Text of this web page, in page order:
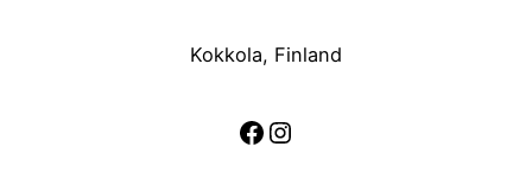
Kokkola, Finland
Facebook
Instagram